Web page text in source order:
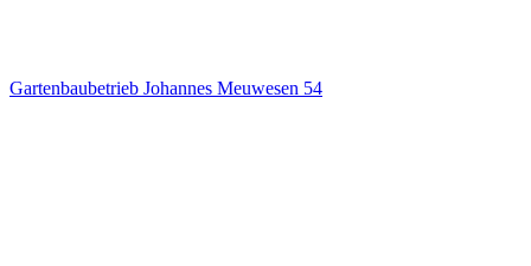
Gartenbaubetrieb Johannes Meuwesen 54